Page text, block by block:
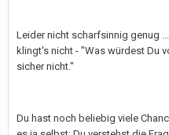
Leider nicht scharfsinnig genug
klingt's nicht - "Was würdest Du
sicher nicht."
Du hast noch beliebig viele